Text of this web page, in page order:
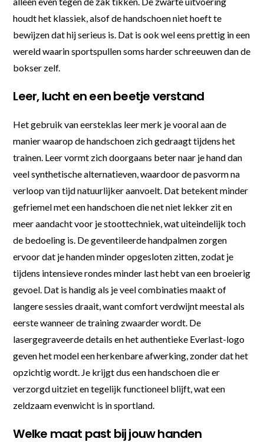
houdt het klassiek, alsof de handschoen niet hoeft te
bewijzen dat hij serieus is. Dat is ook wel eens prettig in een
wereld waarin sportspullen soms harder schreeuwen dan de
bokser zelf.
Leer, lucht en een beetje verstand
Het gebruik van eersteklas leer merk je vooral aan de
manier waarop de handschoen zich gedraagt tijdens het
trainen. Leer vormt zich doorgaans beter naar je hand dan
veel synthetische alternatieven, waardoor de pasvorm na
verloop van tijd natuurlijker aanvoelt. Dat betekent minder
gefriemel met een handschoen die net niet lekker zit en
meer aandacht voor je stoottechniek, wat uiteindelijk toch
de bedoeling is. De geventileerde handpalmen zorgen
ervoor dat je handen minder opgesloten zitten, zodat je
tijdens intensieve rondes minder last hebt van een broeierig
gevoel. Dat is handig als je veel combinaties maakt of
langere sessies draait, want comfort verdwijnt meestal als
eerste wanneer de training zwaarder wordt. De
lasergegraveerde details en het authentieke Everlast-logo
geven het model een herkenbare afwerking, zonder dat het
opzichtig wordt. Je krijgt dus een handschoen die er
verzorgd uitziet en tegelijk functioneel blijft, wat een
zeldzaam evenwicht is in sportland.
Welke maat past bij jouw handen